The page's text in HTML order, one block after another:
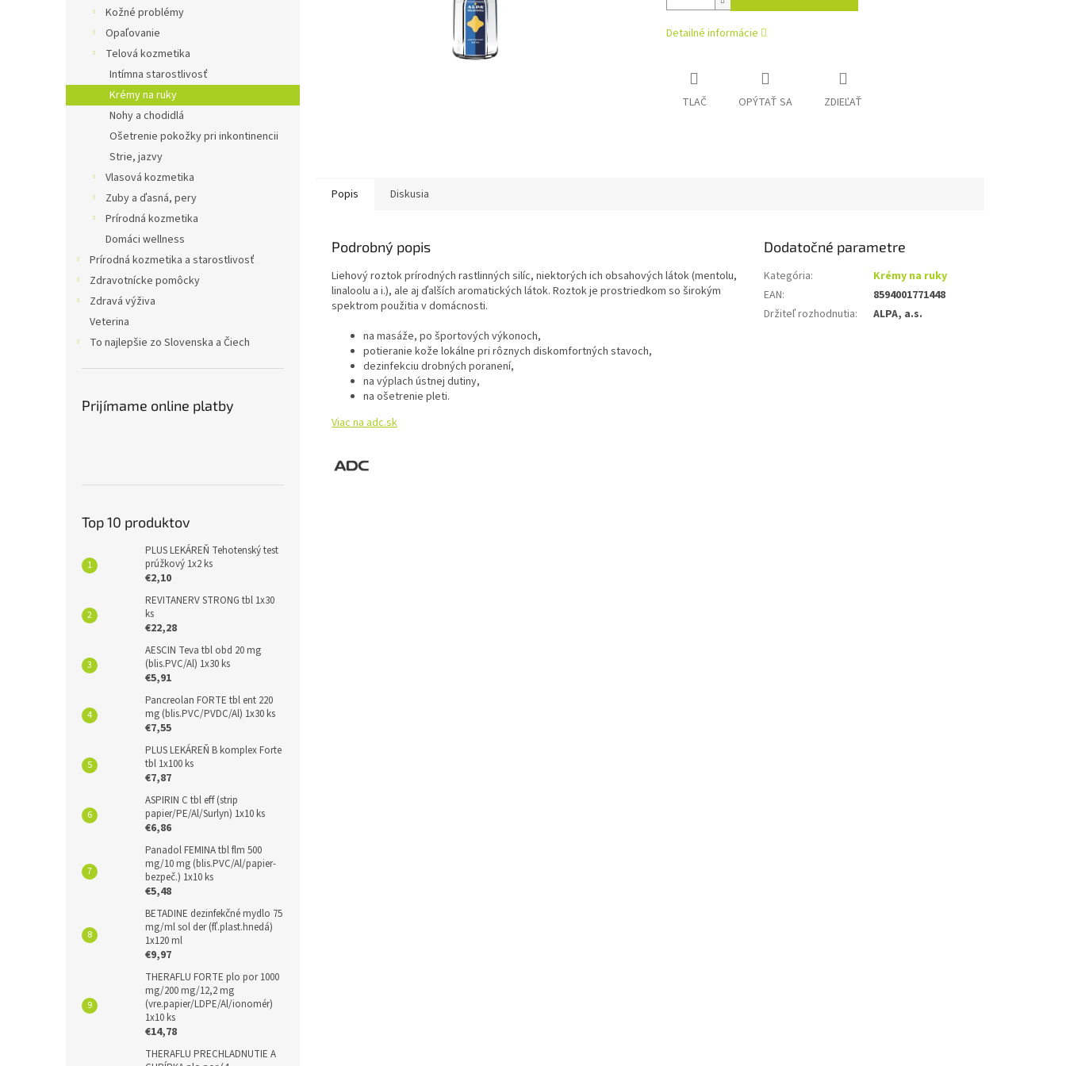
Kožné problémy
Opaľovanie
Telová kozmetika
Intímna starostlivosť
Krémy na ruky
Nohy a chodidlá
Ošetrenie pokožky pri inkontinencii
Strie, jazvy
Vlasová kozmetika
Zuby a ďasná, pery
Prírodná kozmetika
Domáci wellness
Prírodná kozmetika a starostlivosť
Zdravotnícke pomôcky
Zdravá výživa
Veterina
To najlepšie zo Slovenska a Čiech
Prijímame online platby
Top 10 produktov
PLUS LEKÁREŇ Tehotenský test
prúžkový 1x2 ks
€2,10
REVITANERV STRONG tbl 1x30
ks
€22,28
AESCIN Teva tbl obd 20 mg
(blis.PVC/Al) 1x30 ks
€5,91
Pancreolan FORTE tbl ent 220
mg (blis.PVC/PVDC/Al) 1x30 ks
€7,55
PLUS LEKÁREŇ B komplex Forte
tbl 1x100 ks
€7,87
ASPIRIN C tbl eff (strip
papier/PE/Al/Surlyn) 1x10 ks
€6,86
Panadol FEMINA tbl flm 500
mg/10 mg (blis.PVC/Al/papier-
bezpeč.) 1x10 ks
€5,48
BETADINE dezinfekčné mydlo 75
mg/ml sol der (fľ.plast.hnedá)
1x120 ml
€9,97
THERAFLU FORTE plo por 1000
mg/200 mg/12,2 mg
(vre.papier/LDPE/Al/ionomér)
1x10 ks
€14,78
THERAFLU PRECHLADNUTIE A
Detailné informácie
TLAČ OPÝTAŤ SA ZDIEĽAŤ
Popis Diskusia
Podrobný popis
Liehový roztok prírodných rastlinných silíc, niektorých ich obsahových látok (mentolu,
linaloolu a i.), ale aj ďalších aromatických látok. Roztok je prostriedkom so širokým
spektrom použitia v domácnosti.
na masáže, po športových výkonoch,
potieranie kože lokálne pri rôznych diskomfortných stavoch,
dezinfekciu drobných poranení,
na výplach ústnej dutiny,
na ošetrenie pleti.
Viac na adc.sk
Dodatočné parametre
Kategória:
Krémy na ruky
EAN:
8594001771448
Držiteľ rozhodnutia: ALPA, a.s.